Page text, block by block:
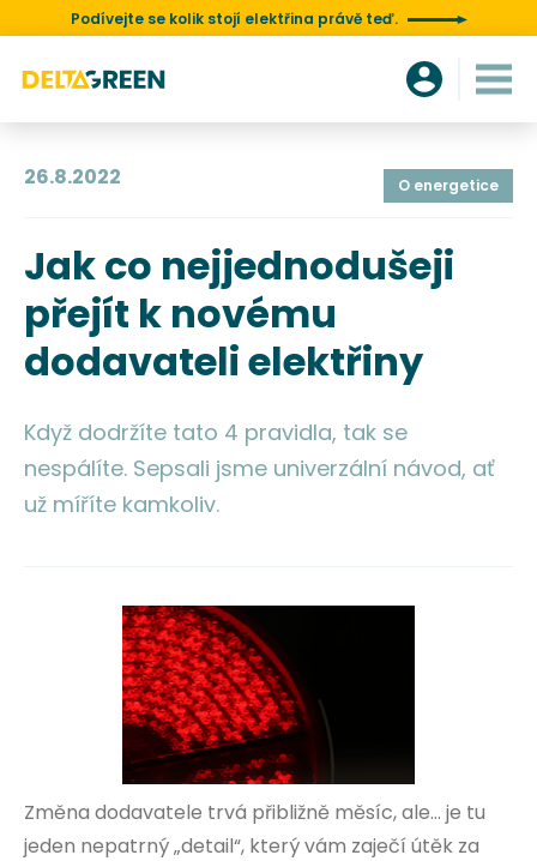
Podívejte se kolik stojí elektřina právě teď.
26.8.2022 O energetice
Jak co nejjednodušeji
přejít k novému
dodavateli elektřiny
Když dodržíte tato 4 pravidla, tak se
nespálíte. Sepsali jsme univerzální návod, ať
už míříte kamkoliv.
Změna dodavatele trvá přibližně měsíc, ale… je tu
jeden nepatrný „detail“, který vám zaječí útěk za